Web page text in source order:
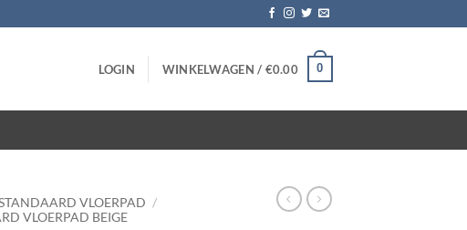
LOGIN WINKELWAGEN / €0.00 0
VLOERPAD /
VLOERPAD BEIGE